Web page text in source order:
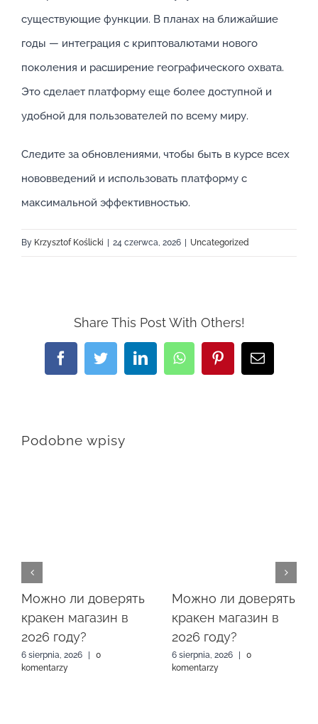
существующие функции. В планах на ближайшие
годы — интеграция с криптовалютами нового
поколения и расширение географического охвата.
Это сделает платформу еще более доступной и
удобной для пользователей по всему миру.
Следите за обновлениями, чтобы быть в курсе всех
нововведений и использовать платформу с
максимальной эффективностью.
By Krzysztof Koślicki 24 czerwca, 2026 Uncategorized
Share This Post With Others!
FacebookTwitterLinkedInWhatsAppPinterestEmail
Podobne wpisy
Можно ли доверять
кракен магазин в
2026 году?
6 sierpnia, 2026 |
0
komentarzy
Можно ли доверять
кракен магазин в
2026 году?
6 sierpnia, 2026 |
0
komentarzy